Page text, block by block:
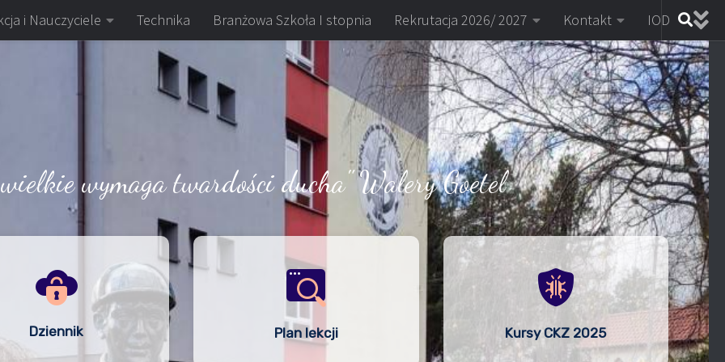
i Nauczyciele Technika Branżowa Szkoła I stopnia Rekrutacja 2026/ 2027 Kontakt IOD
wymaga twardości ducha" Walery Goetel
Dziennik Plan lekcji Kursy CKZ 2025